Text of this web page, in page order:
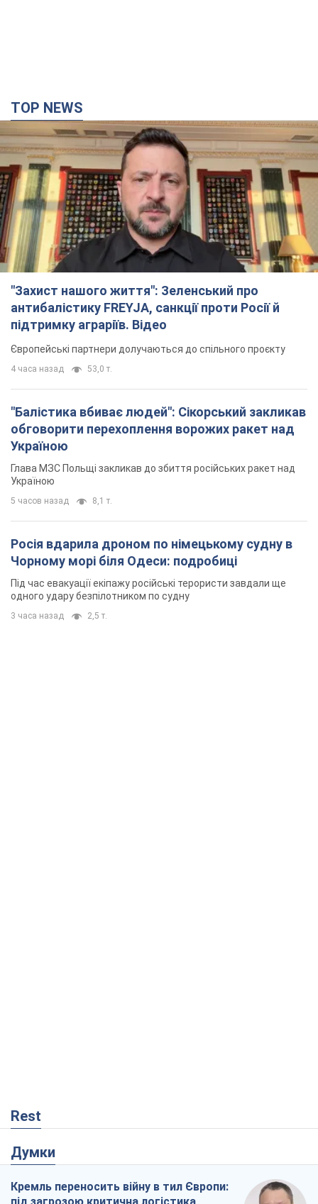
TOP NEWS
"Захист нашого життя": Зеленський про
антибалістику FREYJA, санкції проти Росії й
підтримку аграріїв. Відео
Європейські партнери долучаються до спільного проєкту
4 часа назад 53,0 т.
"Балістика вбиває людей": Сікорський закликав
обговорити перехоплення ворожих ракет над
Україною
Глава МЗС Польщі закликав до збиття російських ракет над
Україною
5 часов назад 8,1 т.
Росія вдарила дроном по німецькому судну в
Чорному морі біля Одеси: подробиці
Під час евакуації екіпажу російські терористи завдали ще
одного удару безпілотником по судну
3 часа назад 2,5 т.
Rest
Думки
Кремль переносить війну в тил Європи: